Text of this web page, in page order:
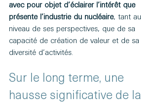
avec pour objet d’éclairer l’intérêt que
présente l’industrie du nucléaire, tant au
niveau de ses perspectives, que de sa
capacité de création de valeur et de sa
diversité d’activités.
Sur le long terme, une
hausse significative de la